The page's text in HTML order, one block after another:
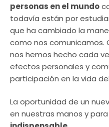
personas en el mundo
todavía están por
que ha cambiado la
como nos comunicamos.
nos hemos hecho cada
efectos personales y
participación en la vida
La oportunidad de un
en nuestras manos y